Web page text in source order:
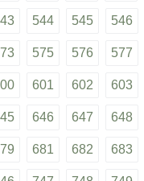
544 545 546
575 576 577
601 602 603
646 647 648
681 682 683